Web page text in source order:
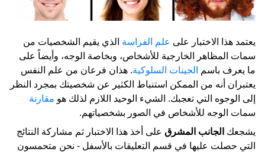
يعتمد هذا الاختبار على علم الفراسة الذي يقيم الشخصيات من
سمات المظاهر الخارجية للأشخاص، وبخاصة الوجه، وأيضاً على
ما يعرف باسم
الجينات السلوكية. هذان فرعان من علم النفس
يعتبران أنه من الممكن استنباط الكثير عن شخصيتك بمجرد النظر
إلى الوجوه التي تعجبك. الشيء الوحيد اللازم لذلك هو مقارنة
سمات الوجه للأشخاص في الصور بشخصياتهم.
يشجعك الجانب المشرق على أخذ هذا الاختبار ثم مشاركة النتائج
التي حصلت عليها في قسم التعليقات بالأسفل - نحن متحمسون